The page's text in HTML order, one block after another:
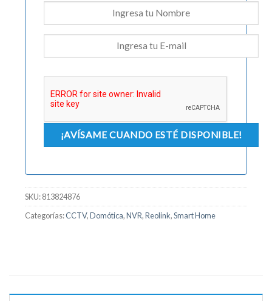
SKU:813824876
Categorías:CCTV,Domótica,NVR,Reolink,Smart Home